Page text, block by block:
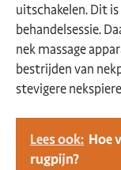
uitschakelen. Dit
behandelsessie.
nek massage
bestrijden van
stevigere
Lees ook: Hoe
rugpijn?